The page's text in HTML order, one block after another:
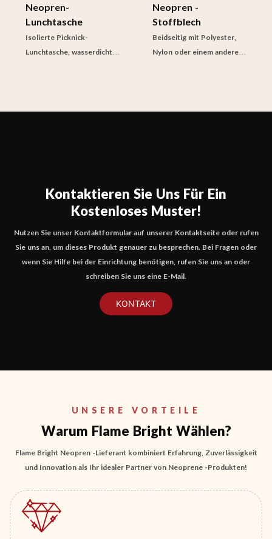
Neopren-
Lunchtasche
Isolierte Picknick-
Lunchtasche, wasserdicht,
Neopren -
Stoffblech
Beidseitig mit Polyester,
Nylon oder einem anderen
Kontaktieren Sie Uns Für Ein
Kostenloses Muster!
Nutzen Sie unser Kontaktformular auf unserer Kontaktseite oder rufen
Sie uns an, um dieses Produkt genauer zu besprechen. Bei Fragen oder
wenn Sie Hilfe bei der Einrichtung benötigen, rufen Sie uns an oder
schreiben Sie uns eine E-Mail.
KONTAKT
UNSERE VORTEILE
Warum Flame Bright Wählen?
Flame Bright Neopren -Lieferant kombiniert Erfahrung, Zuverlässigkeit
und Innovation als Ihr idealer Partner von Neoprene -Produkten!